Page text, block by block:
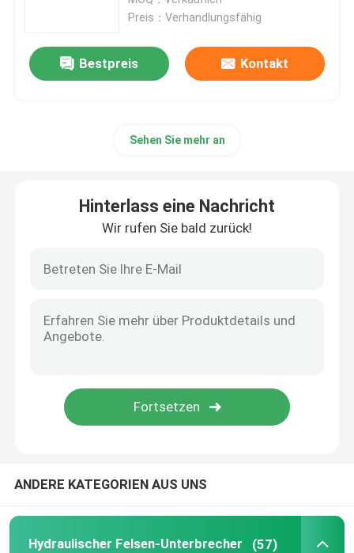
Hydraulischer Unterbrecher-Meißel
Hydraulischer Unterbrecher-Zylinder
Hydraulische Unterbrecher-Teile
Konkreter Pulverizer
Hydraulischer Pulverizer
Preis：Verhandlungsfähig
Bestpreis Kontakt
Sehen Sie mehr an
Hinterlass eine Nachricht
Wir rufen Sie bald zurück!
ANDERE KATEGORIEN AUS UNS
Hydraulischer Felsen-Unterbrecher (57)